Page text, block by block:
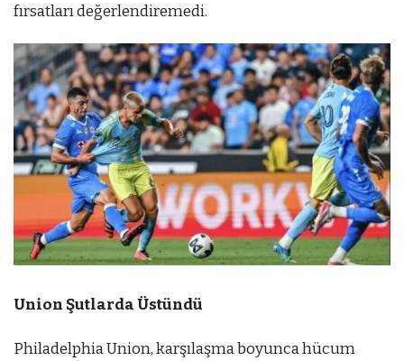
fırsatları değerlendiremedi.
Union Şutlarda Üstündü
Philadelphia Union, karşılaşma boyunca hücum